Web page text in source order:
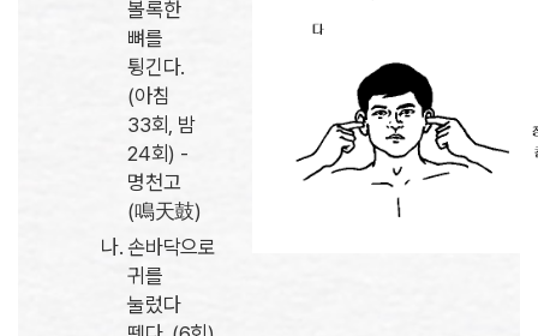
볼록한
뼈를
튕긴다.
(아침
33회, 밤
24회) -
명천고
(鳴天鼓)
손바닥으로
귀를
눌렀다